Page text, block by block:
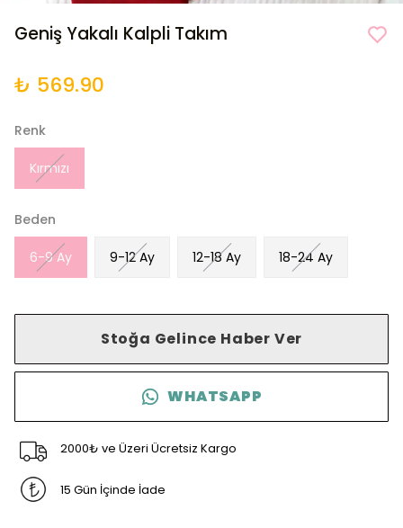
Geniş Yakalı Kalpli Takım
₺ 569.90
Renk
Kırmızı
Beden
6-9 Ay 9-12 Ay 12-18 Ay 18-24 Ay
Stoğa Gelince Haber Ver
WHATSAPP
2000₺ ve Üzeri Ücretsiz Kargo
15 Gün İçinde İade